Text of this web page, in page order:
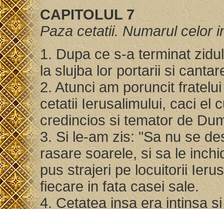
CAPITOLUL 7
Paza cetatii. Numarul celor
1. Dupa ce s-a terminat
la slujba lor portarii si
2. Atunci am poruncit
cetatii Ierusalimului, caci el
credincios si temator de
3. Si le-am zis: "Sa nu se
rasare soarele, si sa le
pus strajeri pe locuitorii
fiecare in fata casei sale.
4. Cetatea insa era intinsa